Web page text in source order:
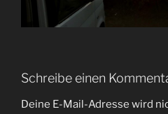
Schreibe einen
Deine E-Mail-Adresse wird